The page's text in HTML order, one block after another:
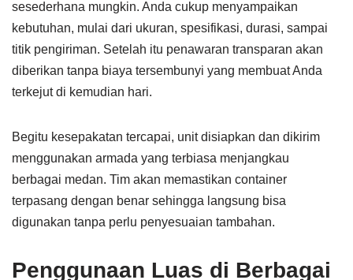
sesederhana mungkin. Anda cukup menyampaikan
kebutuhan, mulai dari ukuran, spesifikasi, durasi, sampai
titik pengiriman. Setelah itu penawaran transparan akan
diberikan tanpa biaya tersembunyi yang membuat Anda
terkejut di kemudian hari.
Begitu kesepakatan tercapai, unit disiapkan dan dikirim
menggunakan armada yang terbiasa menjangkau
berbagai medan. Tim akan memastikan container
terpasang dengan benar sehingga langsung bisa
digunakan tanpa perlu penyesuaian tambahan.
Penggunaan Luas di Berbagai